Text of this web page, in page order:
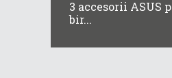
3 accesorii ASUS
bir...